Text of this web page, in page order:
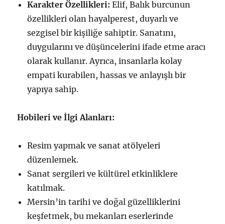
Karakter Özellikleri: Elif, Balık burcunun
özellikleri olan hayalperest, duyarlı ve
sezgisel bir kişiliğe sahiptir. Sanatını,
duygularını ve düşüncelerini ifade etme aracı
olarak kullanır. Ayrıca, insanlarla kolay
empati kurabilen, hassas ve anlayışlı bir
yapıya sahip.
Hobileri ve İlgi Alanları:
Resim yapmak ve sanat atölyeleri
düzenlemek.
Sanat sergileri ve kültürel etkinliklere
katılmak.
Mersin’in tarihi ve doğal güzelliklerini
keşfetmek, bu mekanları eserlerinde